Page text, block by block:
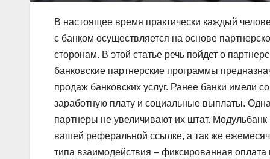
В настоящее время практически каждый
с банком осуществляется на основе
сторонам. В этой статье речь пойдет о
банковские партнерские программы
продаж банковских услуг. Ранее банки имели
заработную плату и социальные выплаты.
партнеры не увеличивают их штат.
вашей реферальной ссылке, а так же
типа взаимодействия – фиксированная оплата